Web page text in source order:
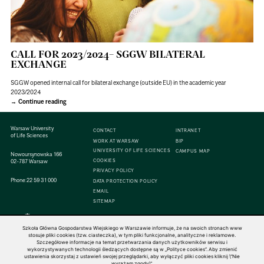
CALL FOR 2023/2024– SGGW BILATERAL
EXCHANGE
SGGW opened internal call for bilateral exchange (outside EU) in the academic year
2023/2024
Continue reading
Warsaw University
of Life Sciences
Nowoursynowska 166
02-787 Warsaw
Phone:22 59 31 000
CONTACT
WORK AT WARSAW
UNIVERSITY OF LIFE SCIENCES
COOKIES
PRIVACY POLICY
DATA PROTECTION POLICY
EMAIL
SITEMAP
INTRANET
BIP
CAMPUS MAP
© 1816–2026 SGGW — ALL RIGHTS RESERVED
Szkoła Główna Gospodarstwa Wiejskiego w Warszawie informuje, że na swoich stronach www
stosuje pliki cookies (tzw. ciasteczka), w tym pliki funkcjonalne, analityczne i reklamowe.
Szczegółowe informacje na temat przetwarzania danych użytkowników serwisu i
wykorzystywanych technologii śledzących dostępne są w „Polityce cookies”. Aby zmienić
ustawienia skorzystaj z ustawień swojej przeglądarki, aby wyłączyć pliki cookies kliknij \"Nie